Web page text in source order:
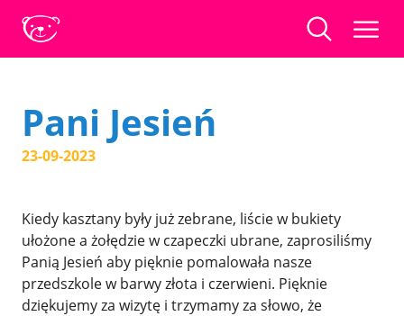
Pani Jesień
23-09-2023
Kiedy kasztany były już zebrane, liście w bukiety
ułożone a żołędzie w czapeczki ubrane, zaprosiliśmy
Panią Jesień aby pięknie pomalowała nasze
przedszkole w barwy złota i czerwieni. Pięknie
dziękujemy za wizytę i trzymamy za słowo, że